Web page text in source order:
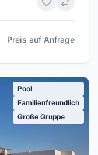
Preis auf Anfrage
Pool
Familienfreundlich
Große Gruppe